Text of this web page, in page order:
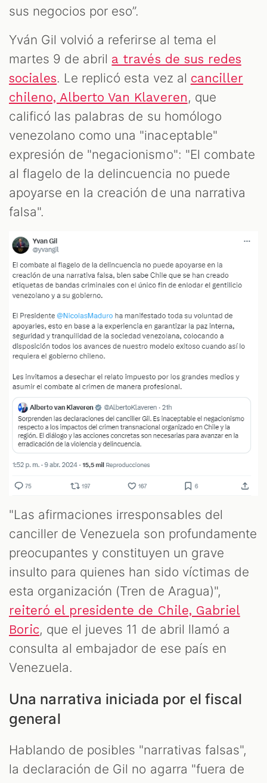
sus negocios por eso”.
Yván Gil volvió a referirse al tema el
martes 9 de abril a través de sus redes
sociales. Le replicó esta vez al canciller
chileno, Alberto Van Klaveren, que
calificó las palabras de su homólogo
venezolano como una "inaceptable"
expresión de "negacionismo": "El combate
al flagelo de la delincuencia no puede
apoyarse en la creación de una narrativa
falsa".
"Las afirmaciones irresponsables del
canciller de Venezuela son profundamente
preocupantes y constituyen un grave
insulto para quienes han sido víctimas de
esta organización (Tren de Aragua)",
reiteró el presidente de Chile, Gabriel
Boric, que el jueves 11 de abril llamó a
consulta al embajador de ese país en
Venezuela.
Una narrativa iniciada por el fiscal
general
Hablando de posibles "narrativas falsas",
la declaración de Gil no agarra "fuera de